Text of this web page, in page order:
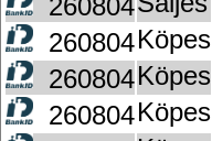
260804
260804Köpes
260804Köpes
260804Köpes